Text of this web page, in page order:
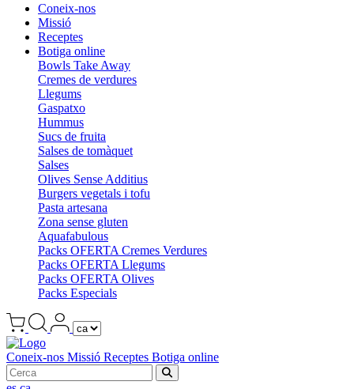
Coneix-nos
Missió
Receptes
Botiga online
Bowls Take Away
Cremes de verdures
Llegums
Gaspatxo
Hummus
Sucs de fruita
Salses de tomàquet
Salses
Olives Sense Additius
Burgers vegetals i tofu
Pasta artesana
Zona sense gluten
Aquafabulous
Packs OFERTA Cremes Verdures
Packs OFERTA Llegums
Packs OFERTA Olives
Packs Especials
Coneix-nos Missió Receptes Botiga online